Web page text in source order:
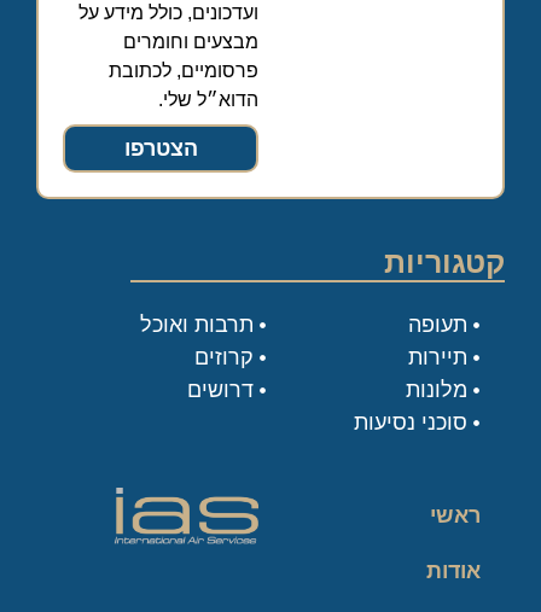
ועדכונים, כולל מידע על
מבצעים וחומרים
פרסומיים, לכתובת
הדוא״ל שלי.
הצטרפו
קטגוריות
תעופה
תיירות
מלונות
סוכני נסיעות
תרבות ואוכל
קרוזים
דרושים
ראשי
אודות